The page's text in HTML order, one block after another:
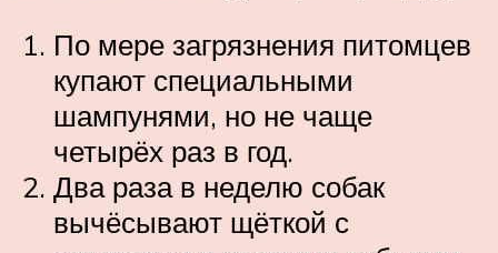
По мере загрязнения питомцев
купают специальными
шампунями, но не чаще
четырёх раз в год.
Два раза в неделю собак
вычёсывают щёткой с